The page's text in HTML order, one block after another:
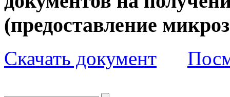
(предоставление
Скачать документ